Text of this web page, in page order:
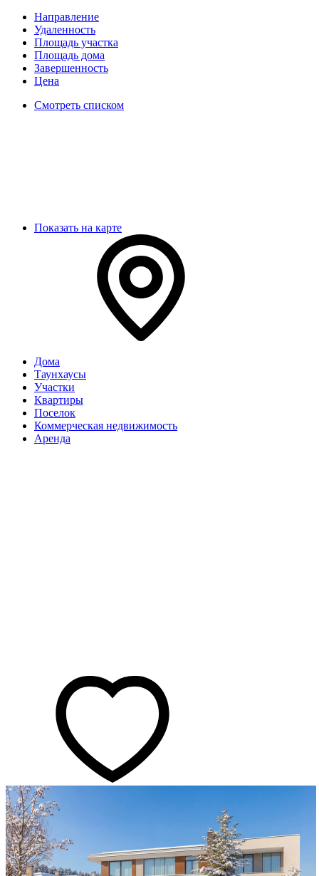
Направление
Удаленность
Площадь участка
Площадь дома
Завершенность
Цена
Смотреть списком
Показать на карте
Дома
Таунхаусы
Участки
Квартиры
Поселок
Коммерческая недвижимость
Аренда